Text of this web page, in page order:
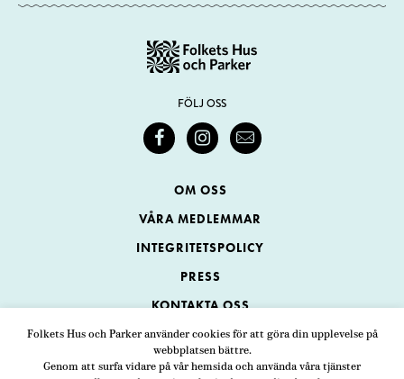
Folkets Hus och Parker använder cookies för att göra din upplevelse på
webbplatsen bättre.
Genom att surfa vidare på vår hemsida och använda våra tjänster
FÖLJ OSS
OM OSS
VÅRA MEDLEMMAR
INTEGRITETSPOLICY
PRESS
KONTAKTA OSS
Folkets Hus och Parker